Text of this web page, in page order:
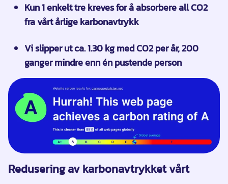
Kun 1 enkelt tre kreves for å absorbere all CO2
fra vårt årlige karbonavtrykk
Vi slipper ut ca. 1.30 kg med CO2 per år, 200
ganger mindre enn én pustende person
Redusering av karbonavtrykket vårt